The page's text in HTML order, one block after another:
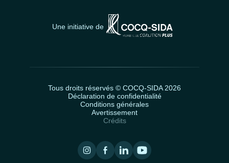
Une initiative de
Tous droits réservés © COCQ-SIDA 2026
Déclaration de confidentialité
Conditions générales
Avertissement
Crédits